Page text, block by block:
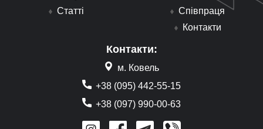
Статті
Співпраця
Контакти
Контакти:
м. Ковель
+38 (095) 442-55-15
+38 (097) 990-00-63